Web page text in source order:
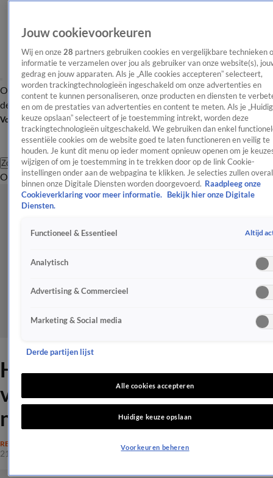
OverzichtAfleveringen Entertainment TV Algemeen
Tip
de redactieNieuwsbrief
Volg Shownieuws
Zoeken
OverzichtEntertainmentSpraakmakendRealityCrimeVideo's
Hans uit B&B Vol Liefde
vertelt waarom Libera en hij
niet meer samen zijn
REALITY
21 juli 2022, 15:51
Jouw cookievoorkeuren
Wij en onze 28 partners gebruiken cookies en vergelijkbare technieken
informatie te verzamelen over jou als gebruiker van onze website(s),
gedrag en jouw apparaten. Als je „Alle cookies accepteren” selecteert,
worden trackingtechnologieën ingeschakeld om onze advertenties en
content te kunnen personaliseren, onze producten en diensten te
en om de prestaties van advertenties en content te meten. Als je
keuze opslaan” selecteert of je toestemming intrekt, worden deze
trackingtechnologieën uitgeschakeld. We gebruiken dan enkel
essentiële cookies om de website goed te laten functioneren en veilig te
houden. Je kunt dit menu op ieder moment opnieuw openen om je
wijzigen of om je toestemming in te trekken door op de link Cookie-
instellingen onder aan de webpagina te klikken. Je selecties zullen overal
binnen onze Digitale Diensten worden doorgevoerd. Raadpleeg onze
Cookieverklaring voor meer informatie.
Bekijk hier onze Digitale
Diensten.
Functioneel & Essentieel Altijd
Analytisch
Advertising & Commercieel
Marketing & Social media
Derde partijen lijst
Alle cookies accepteren
Huidige keuze opslaan
Voorkeuren beheren